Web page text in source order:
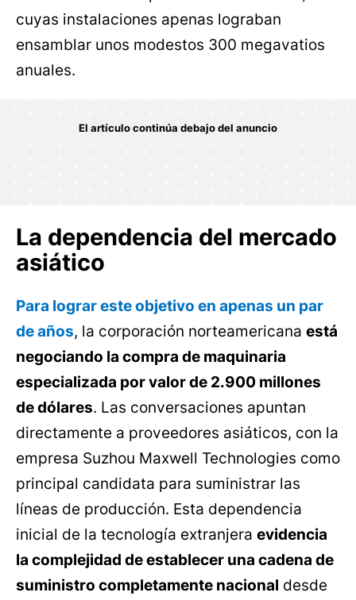
cuyas instalaciones apenas lograban
ensamblar unos modestos 300 megavatios
anuales.
La dependencia del mercado
asiático
Para lograr este objetivo en apenas un par
de años, la corporación norteamericana está
negociando la compra de maquinaria
especializada por valor de 2.900 millones
de dólares. Las conversaciones apuntan
directamente a proveedores asiáticos, con la
empresa Suzhou Maxwell Technologies como
principal candidata para suministrar las
líneas de producción. Esta dependencia
inicial de la tecnología extranjera evidencia
la complejidad de establecer una cadena de
suministro completamente nacional desde